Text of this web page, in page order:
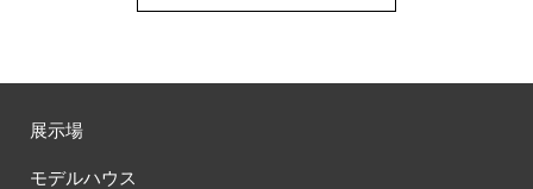
展示場
モデルハウス